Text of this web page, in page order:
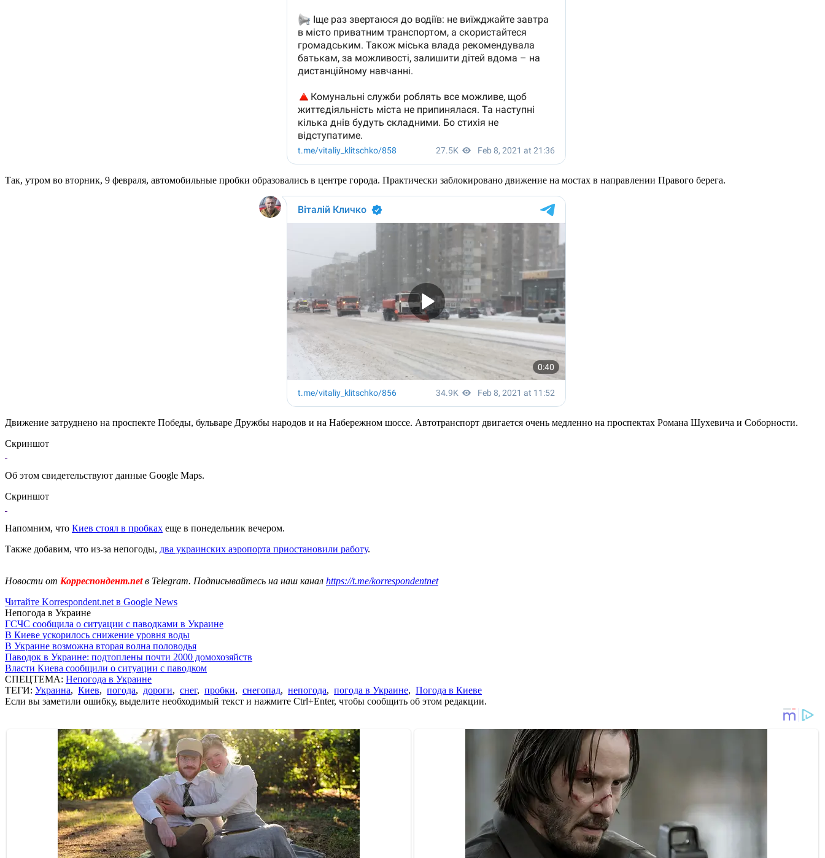
Так, утром во вторник, 9 февраля, автомобильные пробки образовались в центре города. Практически заблокировано движение на мостах в направлении Правого берега.
Движение затруднено на проспекте Победы, бульваре Дружбы народов и на Набережном шоссе. Автотранспорт двигается очень медленно на проспектах Романа Шухевича и Соборности.
Скриншот
Об этом свидетельствуют данные Google Maps.
Скриншот
Напомним, что Киев стоял в пробках еще в понедельник вечером.
Также добавим, что из-за непогоды, два украинских аэропорта приостановили работу.
Новости от Корреспондент.netв Telegram. Подписывайтесь на наш канал https://t.me/korrespondentnet
Читайте Korrespondent.net в Google News
Непогода в Украине
ГСЧС сообщила о ситуации с паводками в Украине
В Киеве ускорилось снижение уровня воды
В Украине возможна вторая волна половодья
Паводок в Украине: подтоплены почти 2000 домохозяйств
Власти Киева сообщили о ситуации с паводком
СПЕЦТЕМА: Непогода в Украине
ТЕГИ: Украина, Киев, погода, дороги, снег, пробки, снегопад, непогода, погода в Украине, Погода в Киеве
Если вы заметили ошибку, выделите необходимый текст и нажмите Ctrl+Enter, чтобы сообщить об этом редакции.